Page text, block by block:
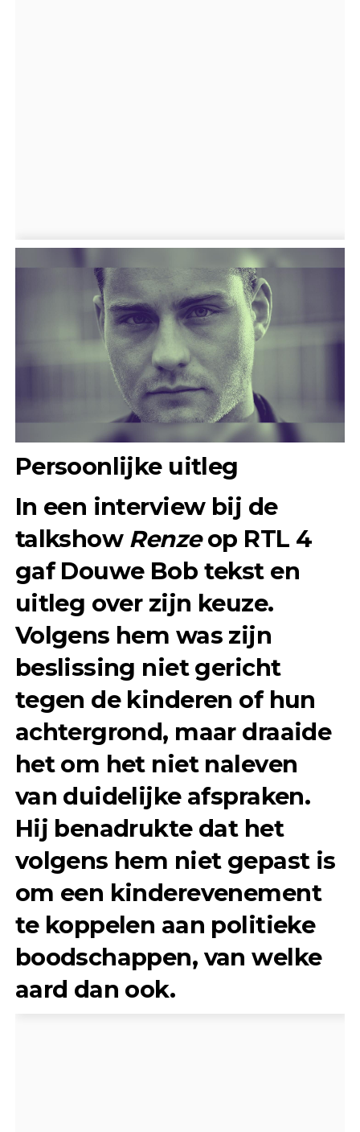
Persoonlijke uitleg
In een interview bij de
talkshow Renzeop RTL 4
gaf Douwe Bob tekst en
uitleg over zijn keuze.
Volgens hem was zijn
beslissing niet gericht
tegen de kinderen of hun
achtergrond, maar draaide
het om het niet naleven
van duidelijke afspraken.
Hij benadrukte dat het
volgens hem niet gepast is
om een kinderevenement
te koppelen aan politieke
boodschappen, van welke
aard dan ook.